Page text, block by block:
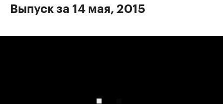
Выпуск за 14 мая, 2015